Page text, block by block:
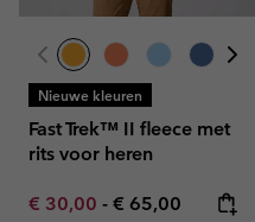
Nieuwe kleuren
Fast Trek™ II fleece met
rits voor heren
Minimum sale price:
€ 30,00 - Maximum price:
€ 65,00